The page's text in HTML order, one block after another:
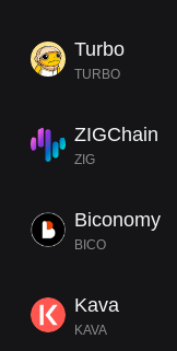
Turbo
TURBO
ZIGChain
ZIG
Biconomy
BICO
Kava
KAVA